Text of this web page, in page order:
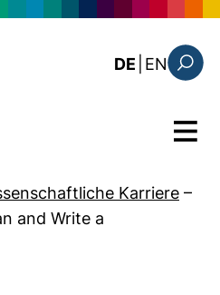
DE EN: this
Menü
Karriere –
and Write a